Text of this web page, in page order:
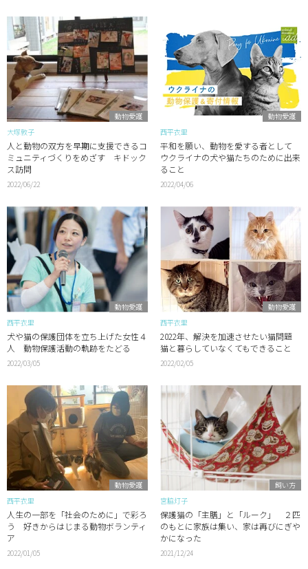
動物愛護
大塚敦子
人と動物の双方を早期に支援できるコ
ミュニティづくりをめざす キドック
ス訪問
2022/06/22
動物愛護
西平衣里
平和を願い、動物を愛する者として
ウクライナの犬や猫たちのために出来
ること
2022/04/06
動物愛護
西平衣里
犬や猫の保護団体を立ち上げた女性４
人 動物保護活動の軌跡をたどる
2022/03/05
動物愛護
西平衣里
2022年、解決を加速させたい猫問題
猫と暮らしていなくてもできること
2022/02/05
動物愛護
西平衣里
人生の一部を「社会のために」で彩ろ
う 好きからはじまる動物ボランティ
ア
2022/01/05
飼い方
宮脇灯子
保護猫の「主膳」と「ルーク」 ２匹
のもとに家族は集い、家は再びにぎや
かになった
2021/12/24